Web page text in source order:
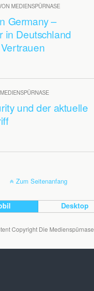
MEDIENSPÜRNASE
Germany –
in Deutschland
und der aktuelle
Zum Seitenanfang
Desktop
Copyright Die Medienspürnase